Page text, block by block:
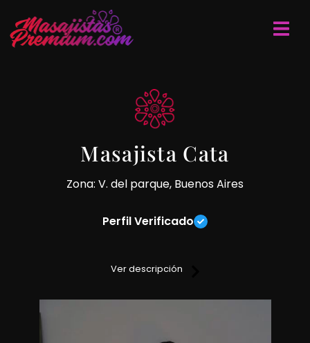
Masajista Cata
Zona: V. del parque, Buenos Aires
Perfil Verificado
simpática. Me gusta brindar una experiencia relajante,
cómoda y especial, cuidando cada detalle para que puedas
Ver descripción